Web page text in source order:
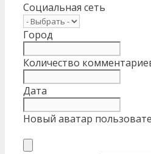
Социальная сеть
Город
Количество
Дата
Новый аватар